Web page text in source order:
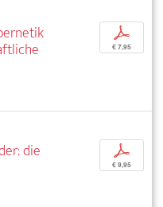
p
€ 7,95
die
p
€ 9,95